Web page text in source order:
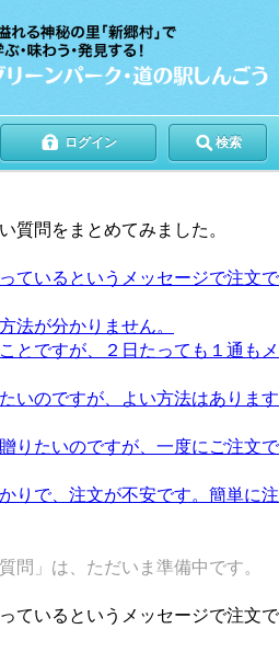
ログイン 検索
質問をまとめてみました。
ているというメッセージで注文で
法が分かりません。
とですが、２日たっても１通もメ
いのですが、よい方法はあります
りたいのですが、一度にご注文で
りで、注文が不安です。簡単に注
問」は、ただいま準備中です。
ているというメッセージで注文で